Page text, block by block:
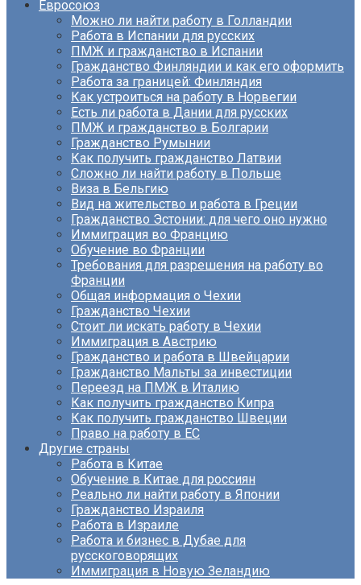
Евросоюз
Можно ли найти работу в Голландии
Работа в Испании для русских
ПМЖ и гражданство в Испании
Гражданство Финляндии и как его оформить
Работа за границей: Финляндия
Как устроиться на работу в Норвегии
Есть ли работа в Дании для русских
ПМЖ и гражданство в Болгарии
Гражданство Румынии
Как получить гражданство Латвии
Сложно ли найти работу в Польше
Виза в Бельгию
Вид на жительство и работа в Греции
Гражданство Эстонии: для чего оно нужно
Иммиграция во Францию
Обучение во Франции
Требования для разрешения на работу во
Франции
Общая информация о Чехии
Гражданство Чехии
Стоит ли искать работу в Чехии
Иммиграция в Австрию
Гражданство и работа в Швейцарии
Гражданство Мальты за инвестиции
Переезд на ПМЖ в Италию
Как получить гражданство Кипра
Как получить гражданство Швеции
Право на работу в ЕС
Другие страны
Работа в Китае
Обучение в Китае для россиян
Реально ли найти работу в Японии
Гражданство Израиля
Работа в Израиле
Работа и бизнес в Дубае для
русскоговорящих
Иммиграция в Новую Зеландию